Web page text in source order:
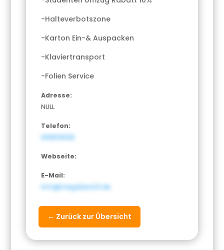
-Halteverbotszone
-Karton Ein-& Auspacken
-Klaviertransport
-Folien Service
Adresse:
NULL
Telefon:
6995116138
Webseite:
E-Mail:
Info@megaben24.de
← Zurück zur Übersicht